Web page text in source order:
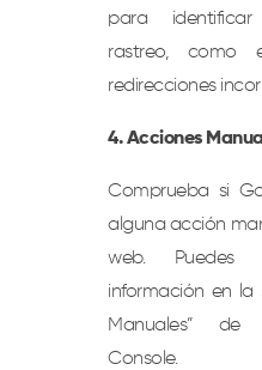
para
rastreo, como
redirecciones
4. Acciones
Comprueba si
alguna acción
web. Puedes
información en la
Manuales” de
Console.